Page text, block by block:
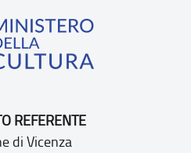
REFERENTE
di Vicenza